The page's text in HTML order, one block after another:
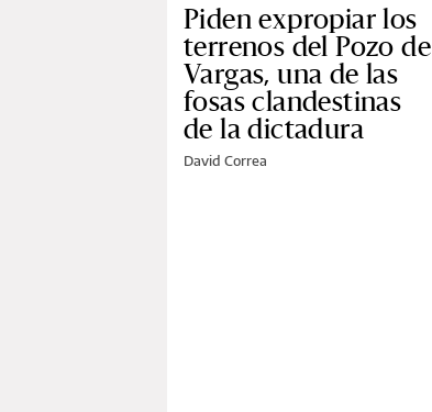
Piden expropiar los
terrenos del Pozo de
Vargas, una de las
fosas clandestinas
de la dictadura
David Correa